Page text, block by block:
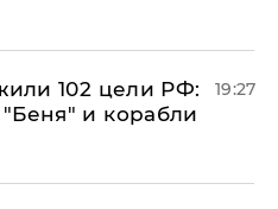
102 цели РФ:
и корабли
19:27